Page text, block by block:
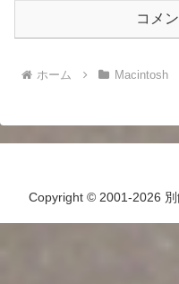
コメ
ホーム Macintosh
Copyright © 2001-2026 別